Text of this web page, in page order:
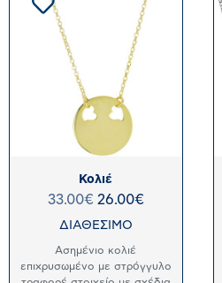
Κολιέ
33.00€ 26.00€
ΔΙΑΘΕΣΙΜΟ
Ασημένιο κολιέ
επιχρυσωμένο με στρόγγυλο